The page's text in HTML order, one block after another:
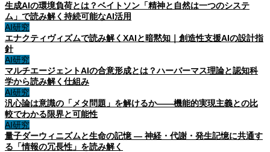
生成AIの環境負荷とは？ベイトソン「精神と自然は一つのシステ
ム」で読み解く持続可能なAI活用
AI研究
エナクティヴィズムで読み解くXAIと暗黙知｜創造性支援AIの設計指
針
AI研究
マルチエージェントAIの合意形成とは？ハーバーマス理論と認知科
学から読み解く仕組み
AI研究
汎心論は意識の「メタ問題」を解けるか——機能的実現主義との比
較でわかる限界と可能性
AI研究
量子ダーウィニズムと生命の記憶 ― 神経・代謝・発生記憶に共通す
る「情報の冗長性」を読み解く